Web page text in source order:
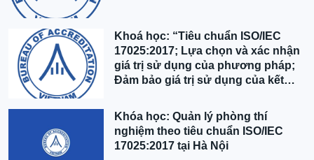
Khoá học: “Tiêu chuẩn ISO/IEC
17025:2017; Lựa chọn và xác nhận
giá trị sử dụng của phương pháp;
Đảm bảo giá trị sử dụng của kết
Khóa học: Quản lý phòng thí
nghiệm theo tiêu chuẩn ISO/IEC
17025:2017 tại Hà Nội